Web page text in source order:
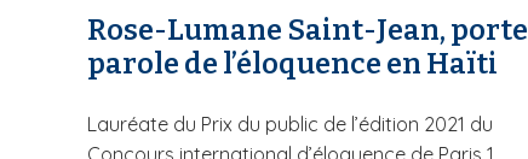
Rose-Lumane Saint-Jean, porte
parole de l’éloquence en Haïti
Lauréate du Prix du public de l’édition 2021 du
Concours international d’éloquence de Paris 1...